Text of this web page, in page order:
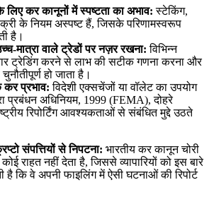
कर कानूनों में स्पष्टता का अभाव: स्टेकिंग,
के नियम अस्पष्ट हैं, जिसके परिणामस्वरूप
है।
मात्रा वाले ट्रेडों पर नज़र रखना: विभिन्न
ट्रेडिंग करने से लाभ की सटीक गणना करना और
हो जाता है।
कर प्रभाव: विदेशी एक्सचेंजों या वॉलेट का उपयोग
प्रबंधन अधिनियम, 1999 (FEMA), दोहरे
रिपोर्टिंग आवश्यकताओं से संबंधित मुद्दे उठते
संपत्तियों से निपटना: भारतीय कर कानून चोरी
राहत नहीं देता है, जिससे व्यापारियों को इस बारे
है कि वे अपनी फाइलिंग में ऐसी घटनाओं की रिपोर्ट